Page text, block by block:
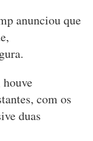
anunciou que
houve
com os
duas